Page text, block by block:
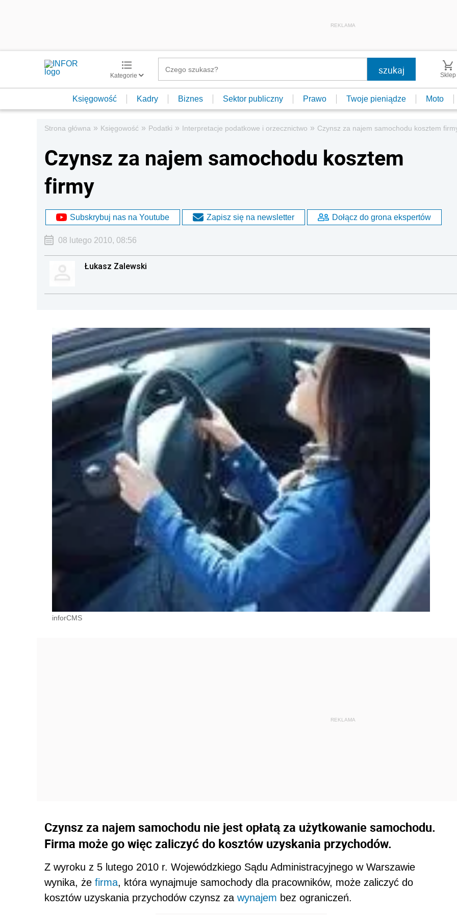
REKLAMA
Kategorie Sklep
Księgowość Kadry Biznes Sektor publiczny Prawo Twoje pieniądze Moto
Strona główna » Księgowość » Podatki » Interpretacje podatkowe i orzecznictwo » Czynsz za najem samochodu kosztem
Czynsz za najem samochodu kosztem
firmy
Subskrybuj nas na Youtube Zapisz się na newsletter Dołącz do grona ekspertów
08 lutego 2010, 08:56
Łukasz Zalewski
inforCMS
Czynsz za najem samochodu nie jest opłatą za użytkowanie samochodu.
Firma może go więc zaliczyć do kosztów uzyskania przychodów.
Z wyroku z 5 lutego 2010 r. Wojewódzkiego Sądu Administracyjnego w Warszawie
wynika, że firma, która wynajmuje samochody dla pracowników, może zaliczyć do
kosztów uzyskania przychodów czynsz za wynajem bez ograniczeń.